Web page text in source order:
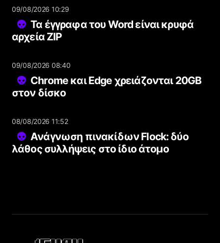
09/08/2026 10:29
Τα έγγραφα του Word είναι κρυφά
αρχεία ZIP
09/08/2026 08:40
Chrome και Edge χρειάζονται 20GB
στον δίσκο
08/08/2026 11:52
Ανάγνωση πινακίδων Flock: δύο
λάθος συλλήψεις στο ίδιο άτομο